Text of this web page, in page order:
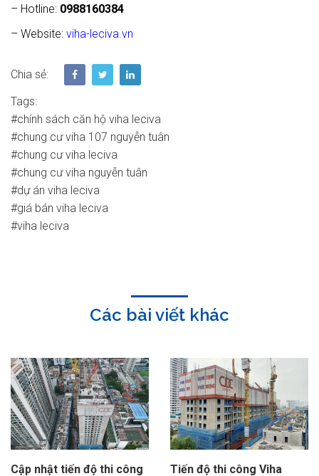
– Hotline: 0988160384
– Website: viha-leciva.vn
Chia sẻ:
Tags:
#chính sách căn hộ viha leciva
#chung cư viha 107 nguyễn tuân
#chung cư viha leciva
#chung cư viha nguyễn tuân
#dự án viha leciva
#giá bán viha leciva
#viha leciva
Các bài viết khác
Cập nhật tiến độ thi công
Tiến độ thi công Viha